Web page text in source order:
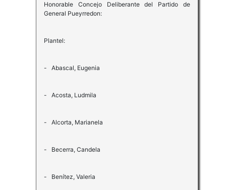
Honorable Concejo Deliberante del Partido de
General Pueyrredon:
Plantel:
- Abascal, Eugenia
- Acosta, Ludmila
- Alcorta, Marianela
- Becerra, Candela
- Benítez, Valeria